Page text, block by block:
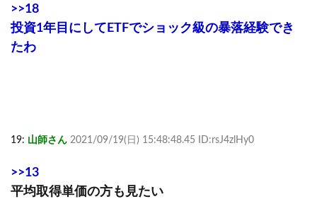
>>18
投資1年目にしてETFでショック級の暴落経験でき
たわ
19: 山師さん 2021/09/19(日) 15:48:48.45 ID:rsJ4zlHy0
>>13
平均取得単価の方も見たい